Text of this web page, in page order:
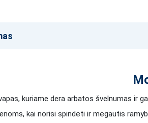
kuriame dera arbatos švelnumas ir
kai norisi spindėti ir mėgautis